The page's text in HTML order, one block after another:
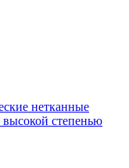
нетканные
степенью